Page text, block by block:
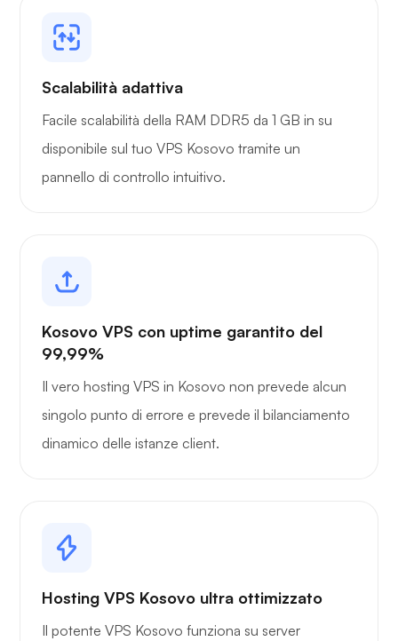
Scalabilità adattiva
Facile scalabilità della RAM DDR5 da 1 GB in su
disponibile sul tuo VPS Kosovo tramite un
pannello di controllo intuitivo.
Kosovo VPS con uptime garantito del
99,99%
Il vero hosting VPS in Kosovo non prevede alcun
singolo punto di errore e prevede il bilanciamento
dinamico delle istanze client.
Hosting VPS Kosovo ultra ottimizzato
Il potente VPS Kosovo funziona su server